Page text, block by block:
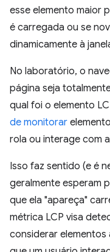
esse elemento maior
é carregada ou se
dinamicamente à
No laboratório, o
página seja
qual foi o elemento
de monitorar
rola ou interage com
Isso faz sentido (e é
geralmente esperam
que ela "apareça"
métrica LCP visa
considerar